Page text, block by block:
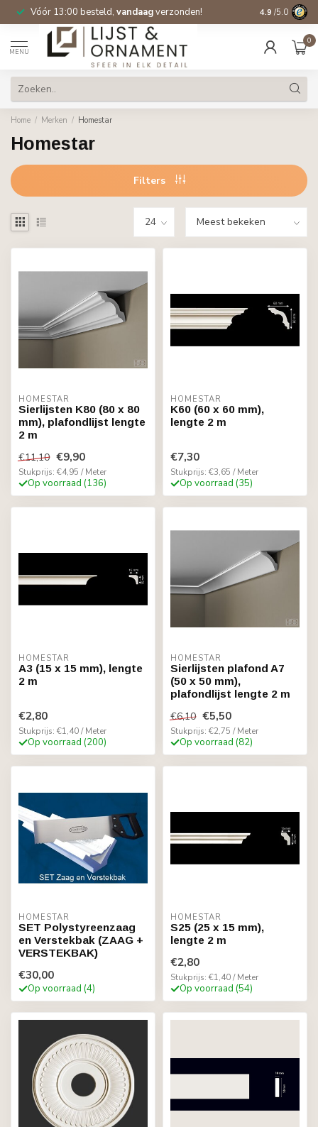
Vóór 13:00 besteld, vandaagverzonden! Gratis
4.9 /5.0
MENU
0
Home / Merken / Homestar
Homestar
Filters
HOMESTAR
Sierlijsten K80 (80 x 80
mm), plafondlijst lengte
2 m
€11,10 €9,90
Stukprijs: €4,95 / Meter
Op voorraad (136)
HOMESTAR
K60 (60 x 60 mm),
lengte 2 m
€7,30
Stukprijs: €3,65 / Meter
Op voorraad (35)
HOMESTAR
A3 (15 x 15 mm), lengte
2 m
€2,80
Stukprijs: €1,40 / Meter
Op voorraad (200)
HOMESTAR
Sierlijsten plafond A7
(50 x 50 mm),
plafondlijst lengte 2 m
€6,10 €5,50
Stukprijs: €2,75 / Meter
Op voorraad (82)
HOMESTAR
SET Polystyreenzaag
en Verstekbak (ZAAG +
VERSTEKBAK)
€30,00
Op voorraad (4)
HOMESTAR
S25 (25 x 15 mm),
lengte 2 m
€2,80
Stukprijs: €1,40 / Meter
Op voorraad (54)